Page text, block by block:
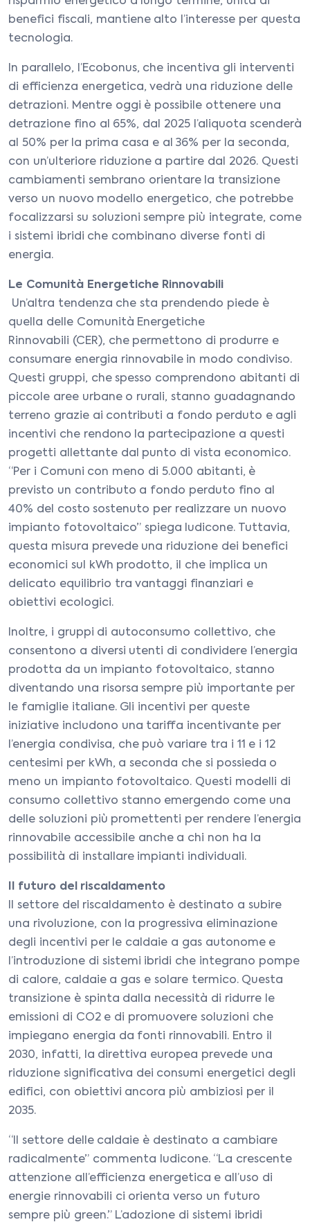
benefici fiscali, mantiene alto l’interesse per questa
tecnologia.
In parallelo, l’Ecobonus, che incentiva gli interventi
di efficienza energetica, vedrà una riduzione delle
detrazioni. Mentre oggi è possibile ottenere una
detrazione fino al 65%, dal 2025 l’aliquota scenderà
al 50% per la prima casa e al 36% per la seconda,
con un’ulteriore riduzione a partire dal 2026. Questi
cambiamenti sembrano orientare la transizione
verso un nuovo modello energetico, che potrebbe
focalizzarsi su soluzioni sempre più integrate, come
i sistemi ibridi che combinano diverse fonti di
energia.
Le Comunità Energetiche Rinnovabili
Un’altra tendenza che sta prendendo piede è
quella delle Comunità Energetiche
Rinnovabili (CER), che permettono di produrre e
consumare energia rinnovabile in modo condiviso.
Questi gruppi, che spesso comprendono abitanti di
piccole aree urbane o rurali, stanno guadagnando
terreno grazie ai contributi a fondo perduto e agli
incentivi che rendono la partecipazione a questi
progetti allettante dal punto di vista economico.
“Per i Comuni con meno di 5.000 abitanti, è
previsto un contributo a fondo perduto fino al
40% del costo sostenuto per realizzare un nuovo
impianto fotovoltaico” spiega Iudicone. Tuttavia,
questa misura prevede una riduzione dei benefici
economici sul kWh prodotto, il che implica un
delicato equilibrio tra vantaggi finanziari e
obiettivi ecologici.
Inoltre, i gruppi di autoconsumo collettivo, che
consentono a diversi utenti di condividere l’energia
prodotta da un impianto fotovoltaico, stanno
diventando una risorsa sempre più importante per
le famiglie italiane. Gli incentivi per queste
iniziative includono una tariffa incentivante per
l’energia condivisa, che può variare tra i 11 e i 12
centesimi per kWh, a seconda che si possieda o
meno un impianto fotovoltaico. Questi modelli di
consumo collettivo stanno emergendo come una
delle soluzioni più promettenti per rendere l’energia
rinnovabile accessibile anche a chi non ha la
possibilità di installare impianti individuali.
Il futuro del riscaldamento
Il settore del riscaldamento è destinato a subire
una rivoluzione, con la progressiva eliminazione
degli incentivi per le caldaie a gas autonome e
l’introduzione di sistemi ibridi che integrano pompe
di calore, caldaie a gas e solare termico. Questa
transizione è spinta dalla necessità di ridurre le
emissioni di CO2 e di promuovere soluzioni che
impiegano energia da fonti rinnovabili. Entro il
2030, infatti, la direttiva europea prevede una
riduzione significativa dei consumi energetici degli
edifici, con obiettivi ancora più ambiziosi per il
2035.
“Il settore delle caldaie è destinato a cambiare
radicalmente” commenta Iudicone. “La crescente
attenzione all’efficienza energetica e all’uso di
energie rinnovabili ci orienta verso un futuro
sempre più green.” L’adozione di sistemi ibridi